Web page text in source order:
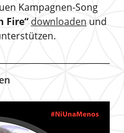
Kampagnen-Song
Fire“downloaden und